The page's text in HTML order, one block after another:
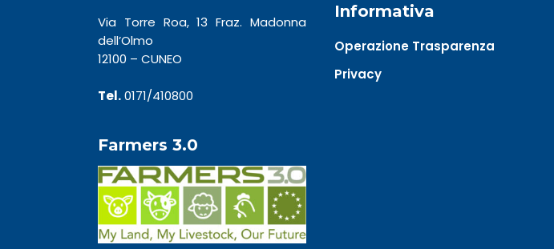
Via Torre Roa, 13 Fraz. Madonna
dell’Olmo
12100 – CUNEO
Tel.0171/410800
Farmers 3.0
Informativa
Operazione Trasparenza
Privacy